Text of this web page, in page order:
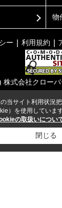
物
ー 利用規約
株式会社クロー
当サイト利用状況
）を使用しています
の取扱いについ
閉じる